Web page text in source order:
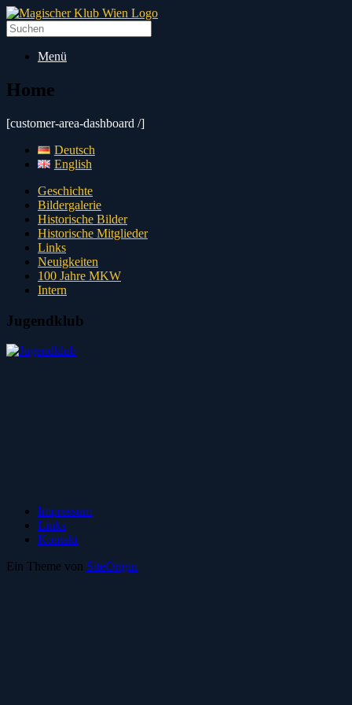
Zum
Inhalt
springen
Suche
nach:
Menü
Home
[customer-area-dashboard /]
Deutsch
English
Geschichte
Bildergalerie
Historische Bilder
Historische Mitglieder
Links
Neuigkeiten
100 Jahre MKW
Intern
Jugendklub
Impressum
Links
Kontakt
Ein Theme von SiteOrigin